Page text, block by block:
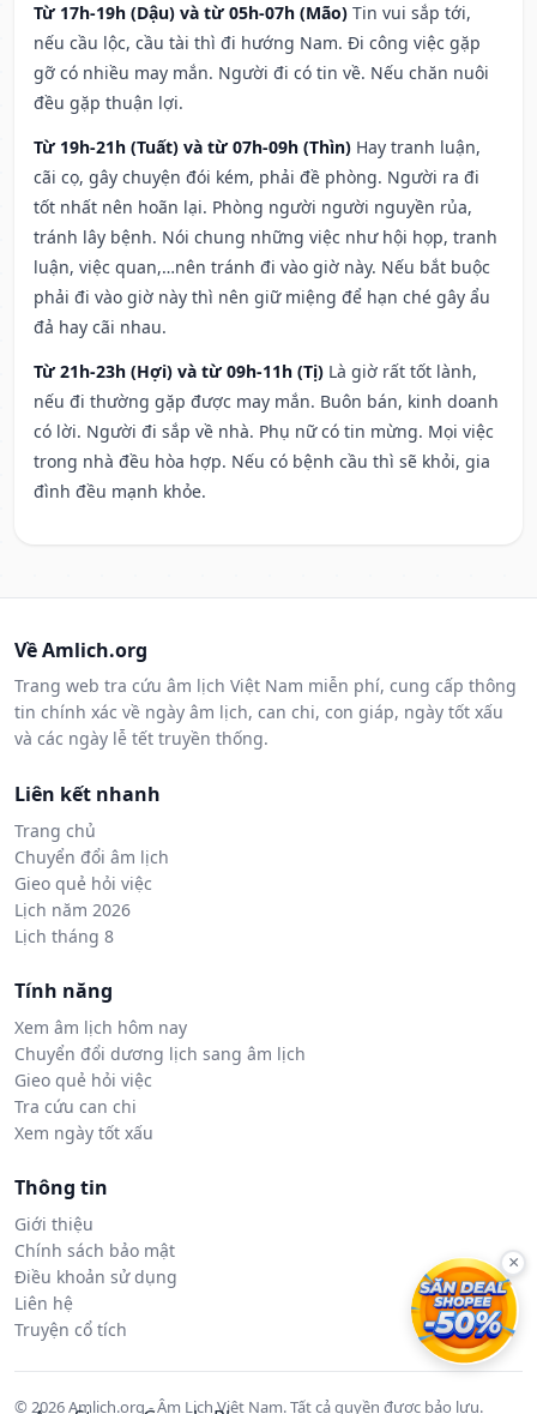
Từ 17h-19h (Dậu) và từ 05h-07h (Mão) Tin vui sắp tới,
nếu cầu lộc, cầu tài thì đi hướng Nam. Đi công việc gặp
gỡ có nhiều may mắn. Người đi có tin về. Nếu chăn nuôi
đều gặp thuận lợi.
Từ 19h-21h (Tuất) và từ 07h-09h (Thìn) Hay tranh luận,
cãi cọ, gây chuyện đói kém, phải đề phòng. Người ra đi
tốt nhất nên hoãn lại. Phòng người người nguyền rủa,
tránh lây bệnh. Nói chung những việc như hội họp, tranh
luận, việc quan,…nên tránh đi vào giờ này. Nếu bắt buộc
phải đi vào giờ này thì nên giữ miệng để hạn ché gây ẩu
đả hay cãi nhau.
Từ 21h-23h (Hợi) và từ 09h-11h (Tị) Là giờ rất tốt lành,
nếu đi thường gặp được may mắn. Buôn bán, kinh doanh
có lời. Người đi sắp về nhà. Phụ nữ có tin mừng. Mọi việc
trong nhà đều hòa hợp. Nếu có bệnh cầu thì sẽ khỏi, gia
đình đều mạnh khỏe.
Về Amlich.org
Trang web tra cứu âm lịch Việt Nam miễn phí, cung cấp thông
tin chính xác về ngày âm lịch, can chi, con giáp, ngày tốt xấu
và các ngày lễ tết truyền thống.
Liên kết nhanh
Trang chủ
Chuyển đổi âm lịch
Gieo quẻ hỏi việc
Lịch năm 2026
Lịch tháng 8
Tính năng
Xem âm lịch hôm nay
Chuyển đổi dương lịch sang âm lịch
Gieo quẻ hỏi việc
Tra cứu can chi
Xem ngày tốt xấu
Thông tin
Giới thiệu
Chính sách bảo mật
Điều khoản sử dụng
Liên hệ
Truyện cổ tích
© 2026 Amlich.org - Âm Lịch Việt Nam. Tất cả quyền được bảo lưu.
×